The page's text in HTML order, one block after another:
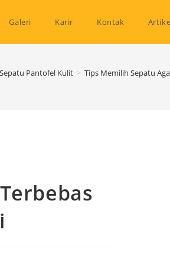
Galeri Karir Kontak
Sepatu Pantofel Kulit > Tips Memilih Sepatu